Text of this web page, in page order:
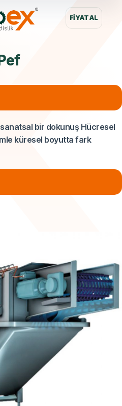
FIYAT AL
bir dokunuş Hücresel
küresel boyutta fark